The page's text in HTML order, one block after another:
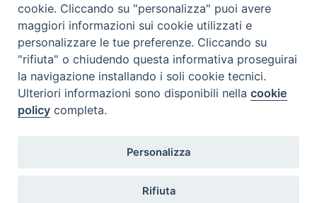
cookie. Cliccando su "personalizza" puoi avere
maggiori informazioni sui cookie utilizzati e
personalizzare le tue preferenze. Cliccando su
"rifiuta" o chiudendo questa informativa proseguirai
la navigazione installando i soli cookie tecnici.
Ulteriori informazioni sono disponibili nellacookie
policy completa.
Personalizza
Rifiuta